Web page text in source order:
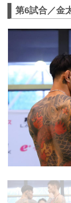
第6試合／金